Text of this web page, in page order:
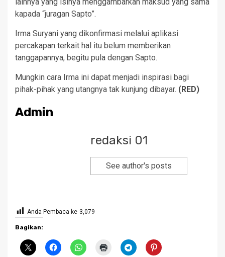
lainnya yang isinya menggambarkan maksud yang sama
kapada “juragan Sapto”.
Irma Suryani yang dikonfirmasi melalui aplikasi
percakapan terkait hal itu belum memberikan
tanggapannya, begitu pula dengan Sapto.
Mungkin cara Irma ini dapat menjadi inspirasi bagi
pihak-pihak yang utangnya tak kunjung dibayar. (RED)
Admin
redaksi 01
See author's posts
Anda Pembaca ke 3,079
Bagikan: